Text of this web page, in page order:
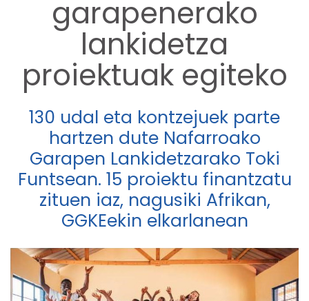
garapenerako
lankidetza
proiektuak egiteko
130 udal eta kontzejuek parte
hartzen dute Nafarroako
Garapen Lankidetzarako Toki
Funtsean. 15 proiektu finantzatu
zituen iaz, nagusiki Afrikan,
GGKEekin elkarlanean